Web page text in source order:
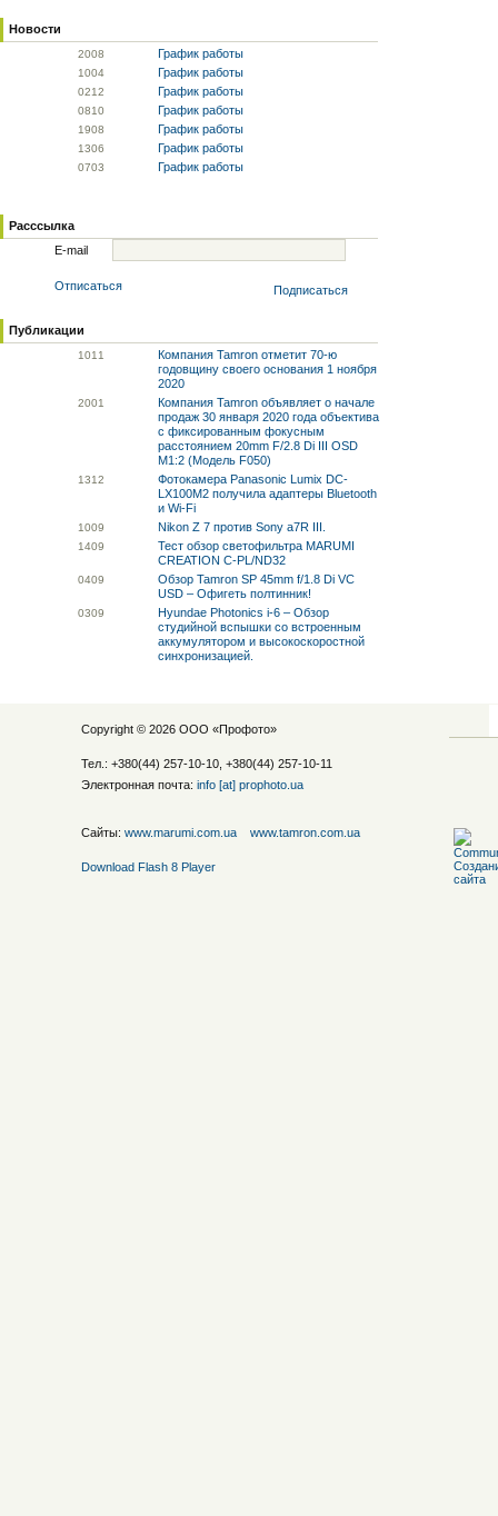
Новости
2008 График работы
1004 График работы
0212 График работы
0810 График работы
1908 График работы
1306 График работы
0703 График работы
Расссылка
E-mail
Отписаться Подписаться
Публикации
1011
Компания Tamron отметит 70-ю
годовщину своего основания 1 ноября
2020
2001
Компания Tamron объявляет о начале
продаж 30 января 2020 года объектива
с фиксированным фокусным
расстоянием 20mm F/2.8 Di III OSD
M1:2 (Модель F050)
1312
Фотокамера Panasonic Lumix DC-
LX100M2 получила адаптеры Bluetooth
и Wi-Fi
1009 Nikon Z 7 против Sony a7R III.
1409
Тест обзор светофильтра MARUMI
CREATION C-PL/ND32
0409
Обзор Tamron SP 45mm f/1.8 Di VC
USD – Офигеть полтинник!
0309
Hyundae Photonics i-6 – Обзор
студийной вспышки со встроенным
аккумулятором и высокоскоростной
синхронизацией.
Copyright © 2026 ООО «Профото»
Тел.: +380(44) 257-10-10, +380(44) 257-10-11
Электронная почта: info [at] prophoto.ua
Сайты: www.marumi.com.ua www.tamron.com.ua
Download Flash 8 Player